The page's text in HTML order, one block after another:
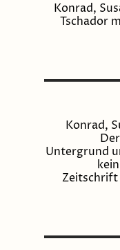
Konrad,
Tschador
Konrad,
Untergrund
Zeitschrift